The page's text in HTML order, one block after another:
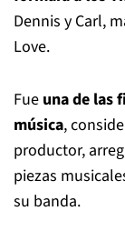
Dennis y Carl,
Love.
Fue una de las
música,
productor,
piezas
su banda.